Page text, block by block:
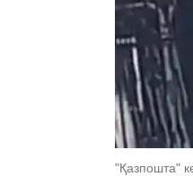
"Қазпошта"